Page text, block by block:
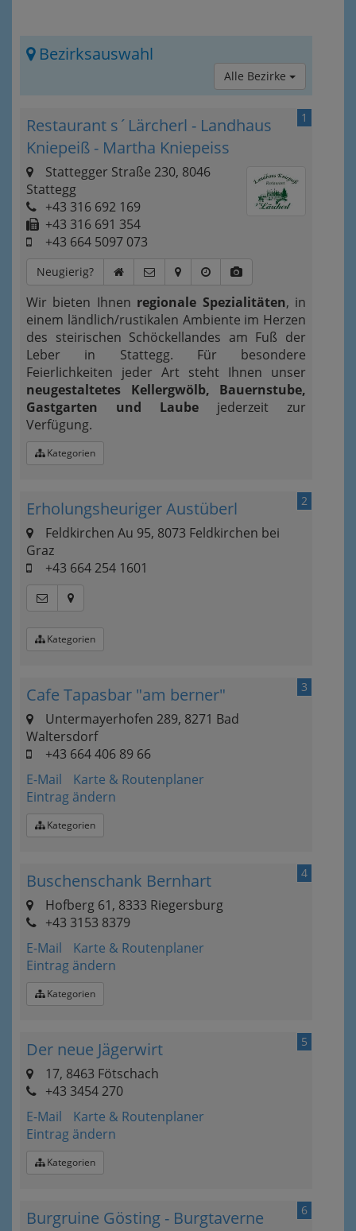
Bezirksauswahl
Alle Bezirke
1
Restaurant s´Lärcherl - Landhaus
Kniepeiß - Martha Kniepeiss
Stattegger Straße 230, 8046
Stattegg
+43 316 692 169
+43 316 691 354
+43 664 5097 073
Neugierig?
Wir bieten Ihnen regionale Spezialitäten, in
einem ländlich/rustikalen Ambiente im Herzen
des steirischen Schöckellandes am Fuß der
Leber in Stattegg. Für besondere
Feierlichkeiten jeder Art steht Ihnen unser
neugestaltetes Kellergwölb, Bauernstube,
Gastgarten und Laube jederzeit zur
Verfügung.
Kategorien
2
Erholungsheuriger Austüberl
Feldkirchen Au 95, 8073 Feldkirchen bei
Graz
+43 664 254 1601
Kategorien
3
Cafe Tapasbar "am berner"
Untermayerhofen 289, 8271 Bad
Waltersdorf
+43 664 406 89 66
E-Mail
Karte & Routenplaner
Eintrag ändern
Kategorien
4
Buschenschank Bernhart
Hofberg 61, 8333 Riegersburg
+43 3153 8379
E-Mail
Karte & Routenplaner
Eintrag ändern
Kategorien
5
Der neue Jägerwirt
17, 8463 Fötschach
+43 3454 270
E-Mail
Karte & Routenplaner
Eintrag ändern
Kategorien
6
Burgruine Gösting - Burgtaverne